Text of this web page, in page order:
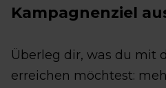
Kampagnenziel
Überleg dir, was du mit
erreichen möchtest: